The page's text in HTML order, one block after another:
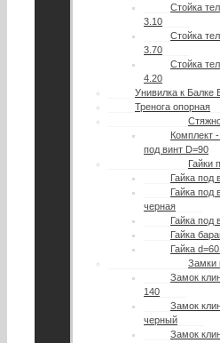
Стойка
3.10
Стойка
3.70
Стойка
4.20
Унивилка к Балке
Тренога опорная
Комплект
под винт D=90
Гайки
Гайка под
Гайка под
черная
Гайка под
Гайка
Гайка
Замки
Замок
140
Замок
черный
Замок